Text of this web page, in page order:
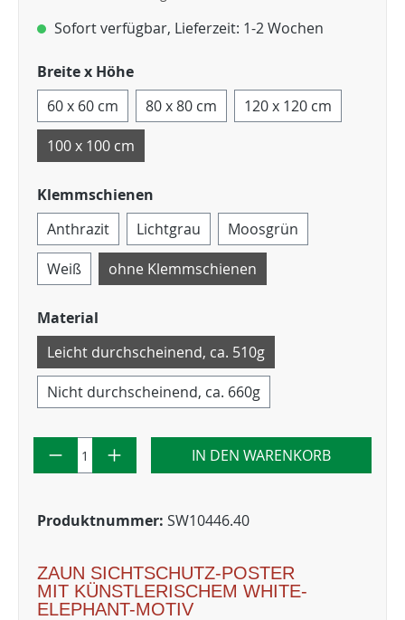
Sofort verfügbar, Lieferzeit: 1-2 Wochen
Breite x Höhe
60 x 60 cm
80 x 80 cm
120 x 120 cm
100 x 100 cm
Klemmschienen
Anthrazit
Lichtgrau
Moosgrün
Weiß
ohne Klemmschienen
Material
Leicht durchscheinend, ca. 510g
Nicht durchscheinend, ca. 660g
IN DEN WARENKORB
Produktnummer: SW10446.40
ZAUN SICHTSCHUTZ-POSTER
MIT KÜNSTLERISCHEM WHITE-
ELEPHANT-MOTIV